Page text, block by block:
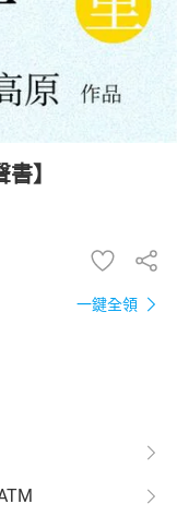
】
一鍵全領